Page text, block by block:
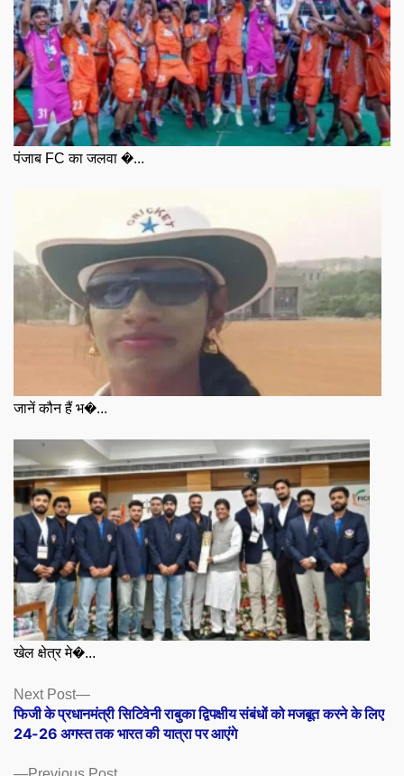
पंजाब FC का जलवा �...
जानें कौन हैं भ�...
खेल क्षेत्र मे�...
Posts
navigation
Previous
Next Post
Next
post:
फिजी के प्रधानमंत्री सिटिवेनी राबुका द्विपक्षीय संबंधों को मजबूत करने के लिए
24-26 अगस्त तक भारत की यात्रा पर आएंगे